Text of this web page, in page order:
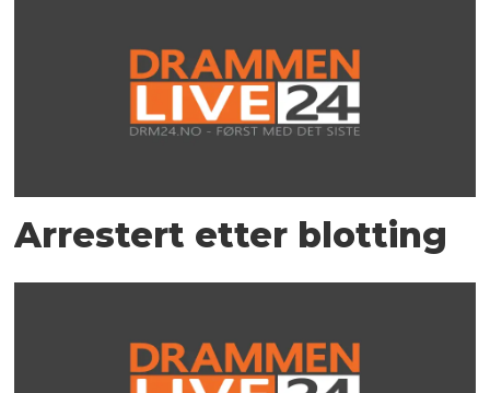
Arrestert etter blotting